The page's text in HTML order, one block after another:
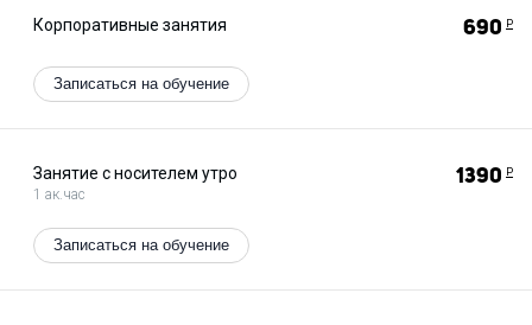
Корпоративные занятия 690 Р
Записаться на обучение
Занятие с носителем утро
1 ак.час
1390 Р
Записаться на обучение